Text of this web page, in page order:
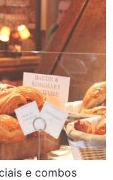
e combos